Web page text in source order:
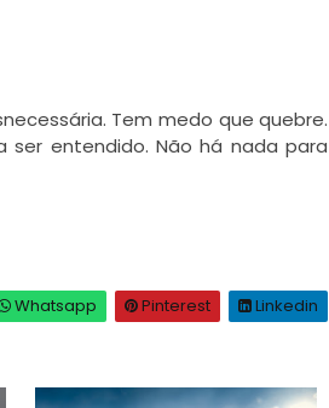
Tem medo que quebre.
ser entendido. Não há nada para
Whatsapp Pinterest Linkedin